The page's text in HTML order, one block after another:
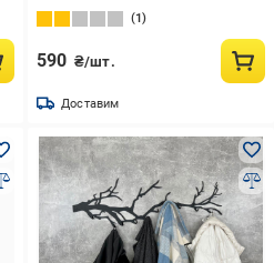
обуви 80x45x150 см (b922e289)
1
590 ₴/шт.
Доставим